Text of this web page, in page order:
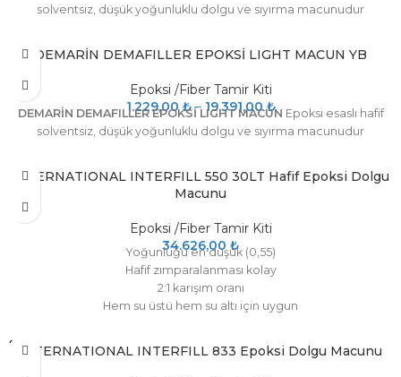
solventsiz, düşük yoğunluklu dolgu ve sıyırma macunudur
DEMARİN DEMAFILLER EPOKSİ LIGHT MACUN YB
Epoksi /Fiber Tamir Kiti
1.229,00₺ – 19.391,00₺
DEMARİN DEMAFILLER EPOKSİ LIGHT MACUN Epoksi esaslı hafif
solventsiz, düşük yoğunluklu dolgu ve sıyırma macunudur
INTERNATIONAL INTERFILL 550 30LT Hafif Epoksi Dolgu
Macunu
Epoksi /Fiber Tamir Kiti
34.626,00 ₺
Yoğunluğu en düşük (0,55)
Hafif zımparalanması kolay
2:1 karışım oranı
Hem su üstü hem su altı için uygun
SOLD
OUTINTERNATIONAL INTERFILL 833 Epoksi Dolgu Macunu